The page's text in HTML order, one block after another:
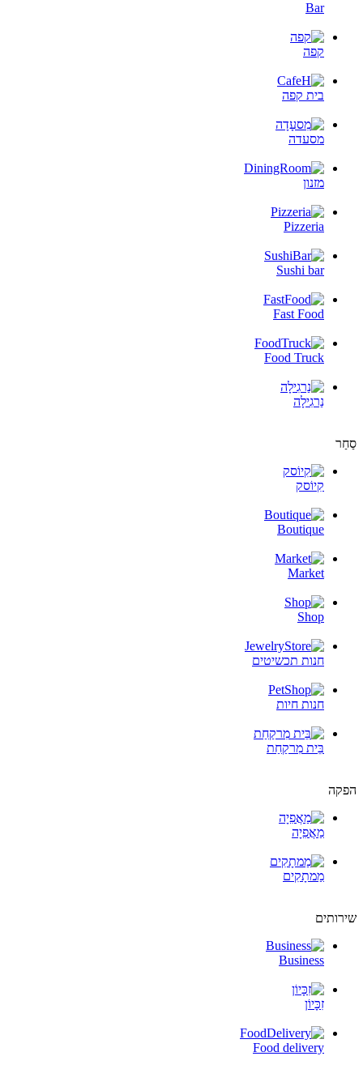
Bar
קפה
בית קפה
מסעדה
מזנון
Pizzeria
Sushi bar
Fast Food
Food Truck
נַרגִילָה
סַחַר
קִיוֹסק
Boutique
Market
Shop
חנות תכשיטים
חנות חיות
בֵּית מִרקַחַת
הפקה
מַאֲפִיָה
מַמתָקִים
שירותים
Business
זִכָּיוֹן
Food delivery